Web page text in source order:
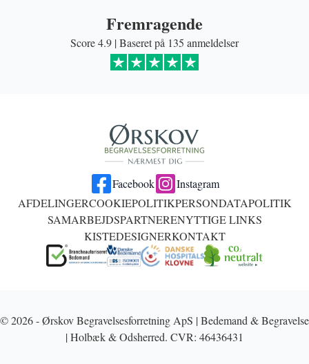
Fremragende
Score 4.9 | Baseret på 135 anmeldelser
Facebook
Instagram
AFDELINGERCOOKIEPOLITIKPERSONDATAPOLITIK
SAMARBEJDSPARTNERENYTTIGE LINKS
KISTEDESIGNERKONTAKT
© 2026 - Ørskov Begravelsesforretning ApS | Bedemand & Begravelse
| Holbæk & Odsherred. CVR: 46436431